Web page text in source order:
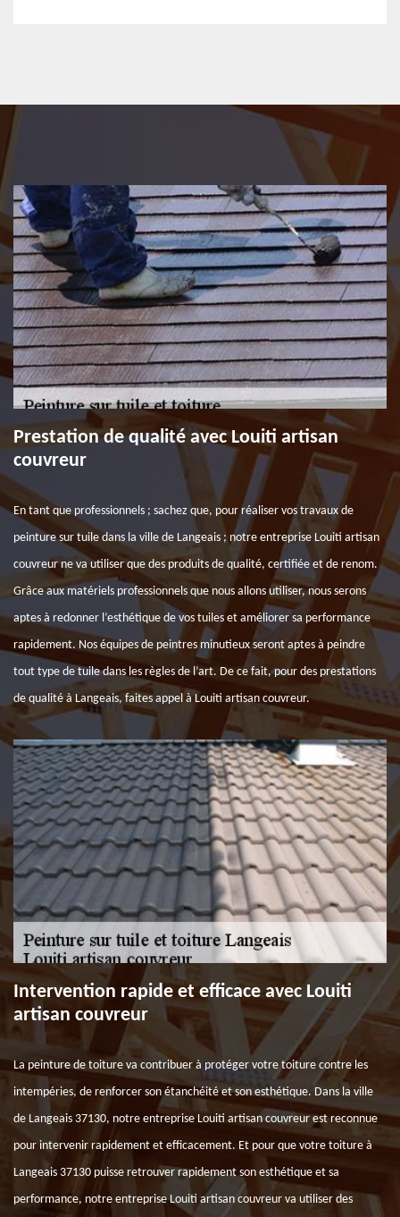
Prestation de qualité avec Louiti artisan
couvreur
En tant que professionnels ; sachez que, pour réaliser vos travaux de
peinture sur tuile dans la ville de Langeais ; notre entreprise Louiti artisan
couvreur ne va utiliser que des produits de qualité, certifiée et de renom.
Grâce aux matériels professionnels que nous allons utiliser, nous serons
aptes à redonner l’esthétique de vos tuiles et améliorer sa performance
rapidement. Nos équipes de peintres minutieux seront aptes à peindre
tout type de tuile dans les règles de l’art. De ce fait, pour des prestations
de qualité à Langeais, faites appel à Louiti artisan couvreur.
Intervention rapide et efficace avec Louiti
artisan couvreur
La peinture de toiture va contribuer à protéger votre toiture contre les
intempéries, de renforcer son étanchéité et son esthétique. Dans la ville
de Langeais 37130, notre entreprise Louiti artisan couvreur est reconnue
pour intervenir rapidement et efficacement. Et pour que votre toiture à
Langeais 37130 puisse retrouver rapidement son esthétique et sa
performance, notre entreprise Louiti artisan couvreur va utiliser des